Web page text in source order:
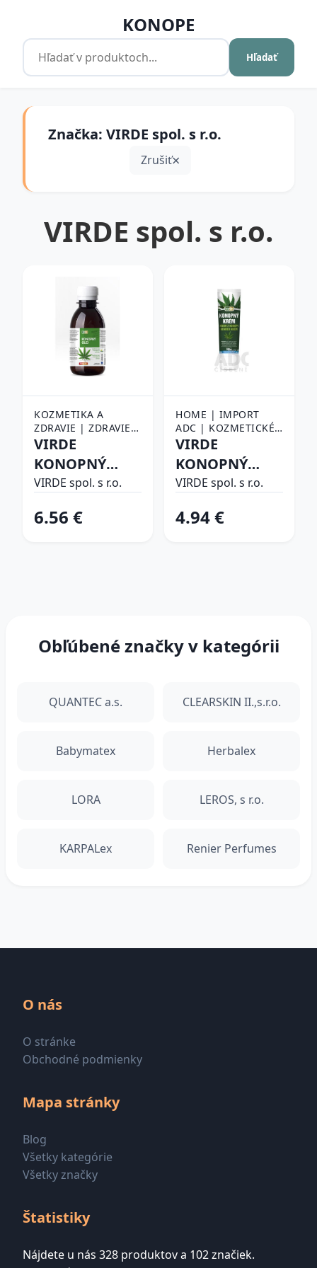
KONOPE
Hľadať
Značka: VIRDE spol. s r.o.
Zrušiť
VIRDE spol. s r.o.
KOZMETIKA A
ZDRAVIE | ZDRAVIE |
LIEKY, VITAMÍNY A
POTRAVINOVÉ
DOPLNKY |
DOPLNKY STRAVY
VIRDE
KONOPNÝ
OLEJ rastlinný
VIRDE spol. s r.o.
6.56 €
HOME | IMPORT
ADC | KOZMETICKÉ
VÝROBKY
VIRDE
KONOPNÝ
KRÉM - rýchla
uvoľnenie
VIRDE spol. s r.o.
4.94 €
Obľúbené značky v kategórii
QUANTEC a.s. CLEARSKIN II.,s.r.o.
Babymatex Herbalex
LORA LEROS, s r.o.
KARPALex Renier Perfumes
O nás
O stránke
Obchodné podmienky
Mapa stránky
Blog
Všetky kategórie
Všetky značky
Štatistiky
Nájdete u nás 328 produktov a 102 značiek.